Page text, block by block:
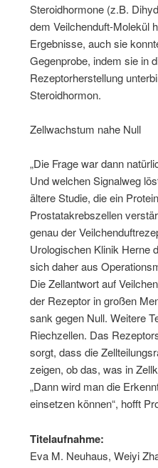
Steroidhormone (z.B.
dem Veilchenduft-Molekül
Ergebnisse, auch sie
Gegenprobe, indem sie in
Rezeptorherstellung
Steroidhormon.
Zellwachstum nahe Null
„Die Frage war dann
Und welchen Signalweg
ältere Studie, die ein
Prostatakrebszellen
genau der
Urologischen Klinik Herne
sich daher aus
Die Zellantwort auf
der Rezeptor in großen
sank gegen Null. Weitere
Riechzellen. Das
sorgt, dass die
zeigen, ob das, was in
„Dann wird man die
einsetzen können“, hofft
Titelaufnahme:
Eva M. Neuhaus, Weiyi